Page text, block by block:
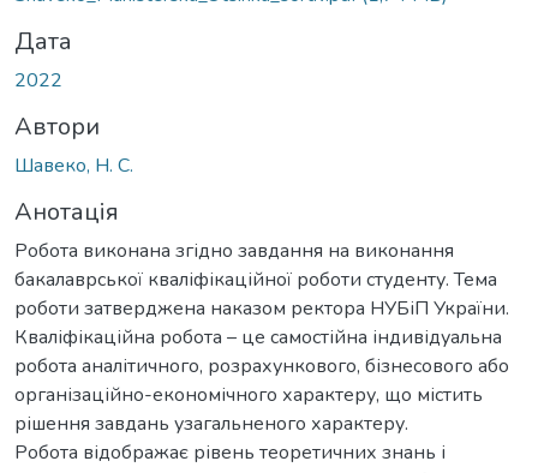
Дата
2022
Автори
Шавеко, Н. С.
Анотація
Робота виконана згідно завдання на виконання
бакалаврської кваліфікаційної роботи студенту. Тема
роботи затверджена наказом ректора НУБіП України.
Кваліфікаційна робота – це самостійна індивідуальна
робота аналітичного, розрахункового, бізнесового або
організаційно-економічного характеру, що містить
рішення завдань узагальненого характеру.
Робота відображає рівень теоретичних знань і